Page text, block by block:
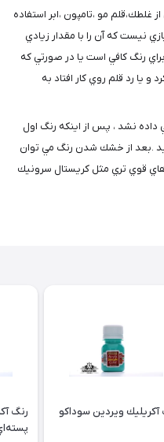
مو ،تامپون ،ابر استفاده
نيست كه آن را با مقدار زيادي
رنگ كافي است يا در صورتي كه
يا رد قلم روي كار افتاد به
نشد ، پس از اينكه رنگ اول
.بعد از خشك شدن رنگ مي توان
هاي قوي تري مثل كريستال سرونيك
آكريليك ويردين سوداكو
رنگ